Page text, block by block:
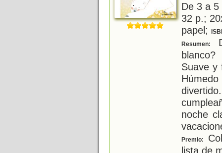
De 3 a
32 p.;
papel;
Resumen:
Suave y
noche
Premio:
lista de